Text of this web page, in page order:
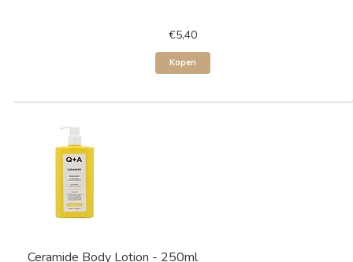
€5,40
Kopen
Ceramide Body Lotion - 250ml